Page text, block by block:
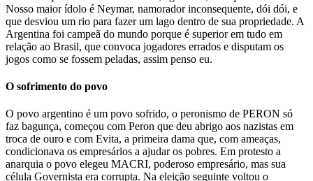
Nosso maior ídolo é Neymar, namorador inconsequente, dói dói, e
que desviou um rio para fazer um lago dentro de sua propriedade. A
Argentina foi campeã do mundo porque é superior em tudo em
relação ao Brasil, que convoca jogadores errados e disputam os
jogos como se fossem peladas, assim penso eu.
O sofrimento do povo
O povo argentino é um povo sofrido, o peronismo de PERON só
faz bagunça, começou com Peron que deu abrigo aos nazistas em
troca de ouro e com Evita, a primeira dama que, com ameaças,
condicionava os empresários a ajudar os pobres. Em protesto a
anarquia o povo elegeu MACRI, poderoso empresário, mas sua
célula Governista era corrupta. Na eleição seguinte voltou o